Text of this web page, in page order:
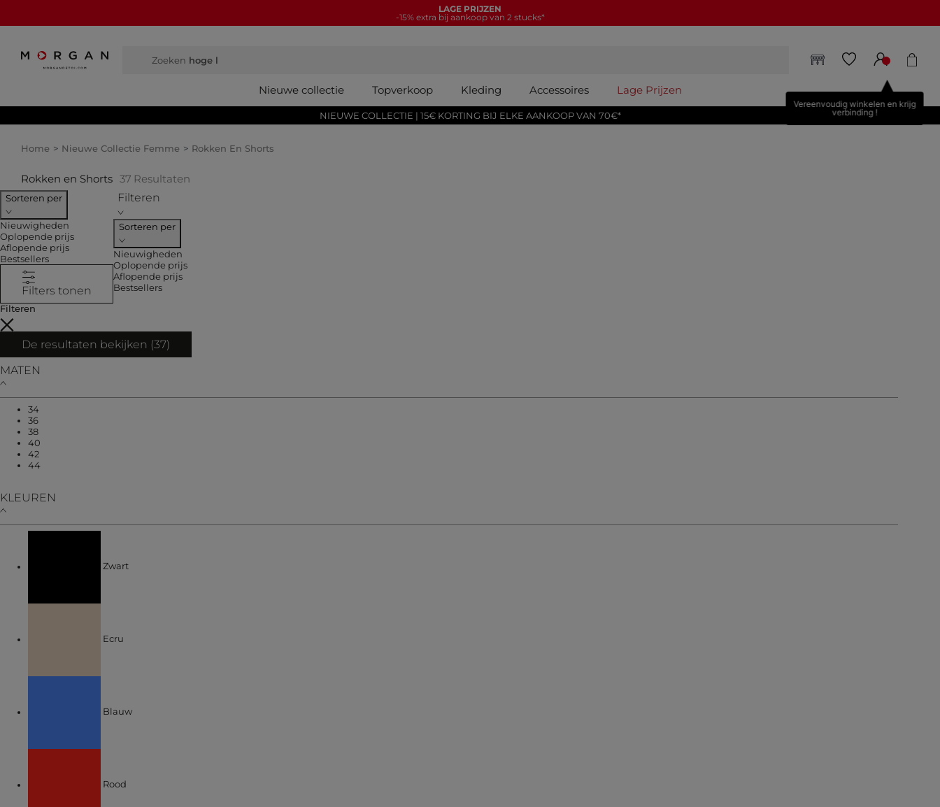
NIEUWE COLLECTIE
15€ korting bij elke aankoop van 70€*
Zoeken hoge l
Vereenvoudig winkelen en krijg
verbinding !
Nieuwe collectie Topverkoop Kleding Accessoires Lage Prijzen
NIEUWE COLLECTIE | 15€ KORTING BIJ ELKE AANKOOP VAN 70€*
Home Nieuwe Collectie Femme Rokken En Shorts
Rokken en Shorts 37 Resultaten
Sorteren per
Nieuwigheden
Oplopende prijs
Aflopende prijs
Bestsellers
Filters tonen
Filteren
Sorteren per
Nieuwigheden
Oplopende prijs
Aflopende prijs
Bestsellers
Filteren
De resultaten bekijken (37)
MATEN
34Verfijnen op MATEN: 34
36Verfijnen op MATEN: 36
38Verfijnen op MATEN: 38
40
42Verfijnen op MATEN: 42
44Verfijnen op MATEN: 44
KLEUREN
Zwart
Ecru
Blauw
Rood